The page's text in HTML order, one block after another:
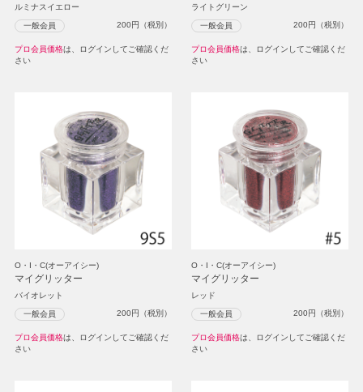
ルミナスイエロー
一般会員 200円（税別）
プロ会員価格は、ログインしてご確認くだ
さい
ライトグリーン
一般会員 200円（税別）
プロ会員価格は、ログインしてご確認くだ
さい
O・I・C(オーアイシー)
マイグリッター
バイオレット
一般会員 200円（税別）
プロ会員価格は、ログインしてご確認くだ
さい
O・I・C(オーアイシー)
マイグリッター
レッド
一般会員 200円（税別）
プロ会員価格は、ログインしてご確認くだ
さい